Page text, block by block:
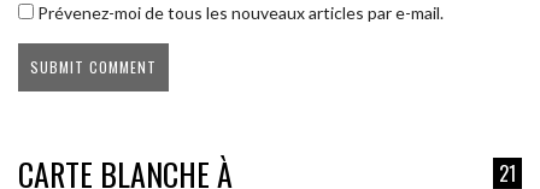
Prévenez-moi de tous les nouveaux articles par e-mail.
CARTE BLANCHE À 21